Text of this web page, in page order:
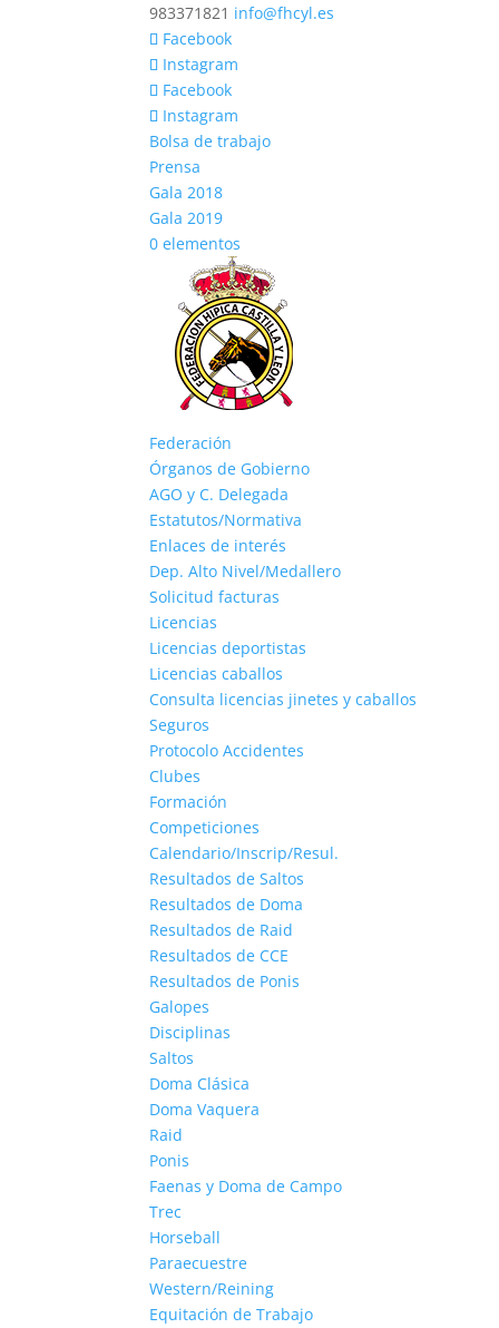
983371821 info@fhcyl.es
Facebook
Instagram
Facebook
Instagram
Bolsa de trabajo
Prensa
Gala 2018
Gala 2019
0 elementos
Federación
Órganos de Gobierno
AGO y C. Delegada
Estatutos/Normativa
Enlaces de interés
Dep. Alto Nivel/Medallero
Solicitud facturas
Licencias
Licencias deportistas
Licencias caballos
Consulta licencias jinetes y caballos
Seguros
Protocolo Accidentes
Clubes
Formación
Competiciones
Calendario/Inscrip/Resul.
Resultados de Saltos
Resultados de Doma
Resultados de Raid
Resultados de CCE
Resultados de Ponis
Galopes
Disciplinas
Saltos
Doma Clásica
Doma Vaquera
Raid
Ponis
Faenas y Doma de Campo
Trec
Horseball
Paraecuestre
Western/Reining
Equitación de Trabajo